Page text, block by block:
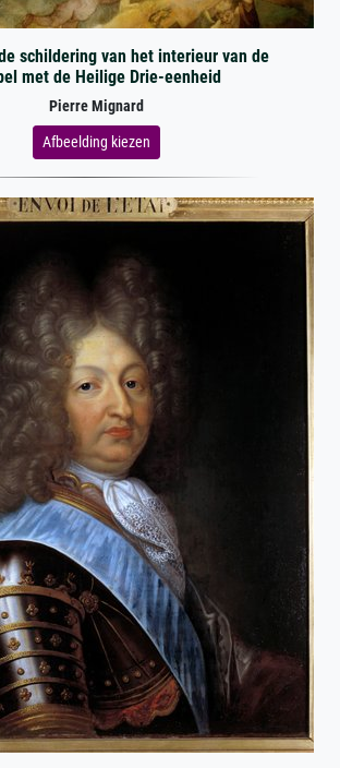
schildering van het interieur van de
met de Heilige Drie-eenheid
Pierre Mignard
Afbeelding kiezen